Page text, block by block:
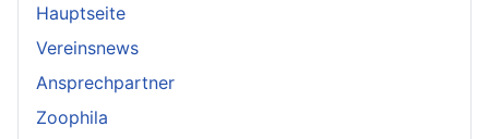
Hauptseite
Vereinsnews
Ansprechpartner
Zoophila